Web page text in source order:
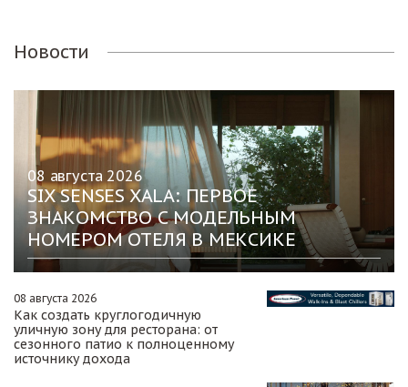
Новости
08 августа 2026
SIX SENSES XALA: ПЕРВОЕ
ЗНАКОМСТВО С МОДЕЛЬНЫМ
НОМЕРОМ ОТЕЛЯ В МЕКСИКЕ
08 августа 2026
Как создать круглогодичную
уличную зону для ресторана: от
сезонного патио к полноценному
источнику дохода